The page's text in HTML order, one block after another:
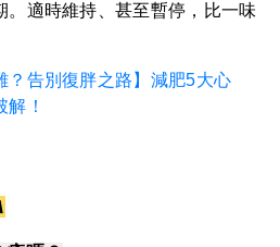
。適時維持、甚至暫停，比一味
？告別復胖之路】減肥5大心
解！